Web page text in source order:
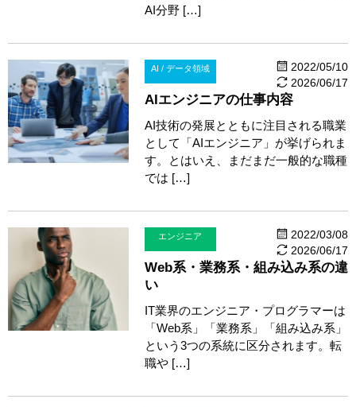
AI分野 […]
AI / データ領域
2022/05/10
2026/06/17
AIエンジニアの仕事内容
AI技術の発展とともに注目される職業
として「AIエンジニア」が挙げられま
す。とはいえ、まだまだ一般的な職種
では […]
エンジニア
2022/03/08
2026/06/17
Web系・業務系・組み込み系の違
い
IT業界のエンジニア・プログラマーは
「Web系」「業務系」「組み込み系」
という3つの系統に区分されます。転
職や […]